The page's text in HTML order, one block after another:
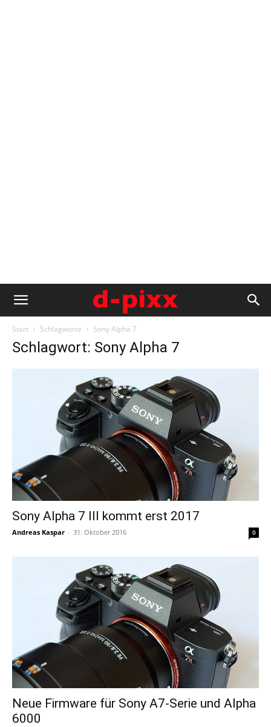
Start Schlagworte Sony Alpha 7
Schlagwort: Sony Alpha 7
Sony Alpha 7 III kommt erst 2017
Andreas Kaspar - 31. Oktober 2016 0
Neue Firmware für Sony A7-Serie und Alpha
6000